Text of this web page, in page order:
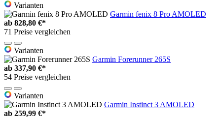
Varianten
Garmin fenix 8 Pro AMOLED
ab 828,80 €*
71 Preise vergleichen
Varianten
Garmin Forerunner 265S
ab 337,90 €*
54 Preise vergleichen
Varianten
Garmin Instinct 3 AMOLED
ab 259,99 €*